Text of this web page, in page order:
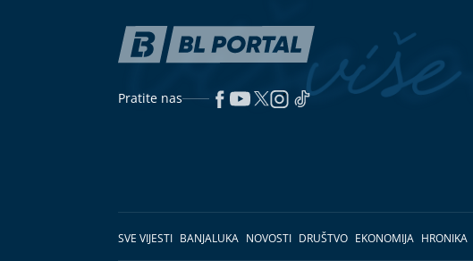
Pratite nas
SVE VIJESTI BANJALUKA NOVOSTI DRUŠTVO EKONOMIJA HRONIKA